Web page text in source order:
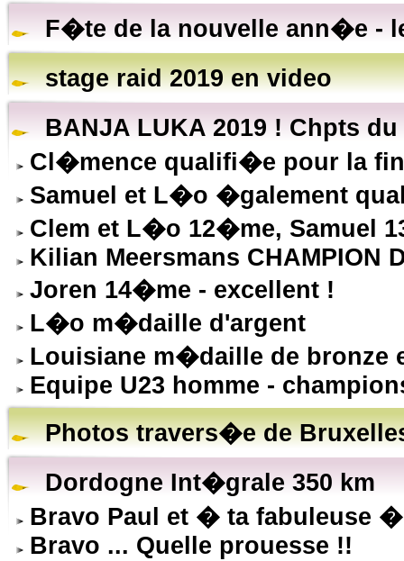
F�te de la nouvelle ann�e -
stage raid 2019 en video
BANJA LUKA 2019 ! Chpts
Cl�mence qualifi�e pour la
Samuel et L�o �galement
Clem et L�o 12�me, Samuel
Kilian Meersmans CHAMPION
Joren 14�me - excellent !
L�o m�daille d'argent
Louisiane m�daille de bronze
Equipe U23 homme -
Photos travers�e de
Dordogne Int�grale 350 km
Bravo Paul et � ta fabuleuse
Bravo ... Quelle prouesse !!